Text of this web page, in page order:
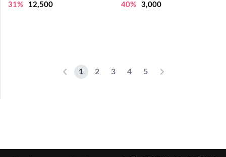
31% 12,500 40% 3,000
1 2 3 4 5